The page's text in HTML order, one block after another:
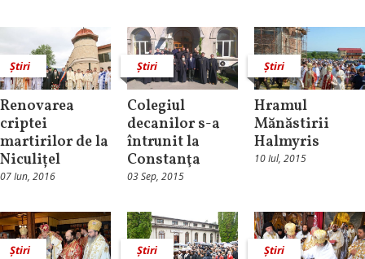
Știri
Renovarea
criptei
martirilor de la
Niculițel
07 Iun, 2016
Știri
Colegiul
decanilor s-a
întrunit la
Constanţa
03 Sep, 2015
Știri
Hramul
Mănăstirii
Halmyris
10 Iul, 2015
Știri Știri Știri